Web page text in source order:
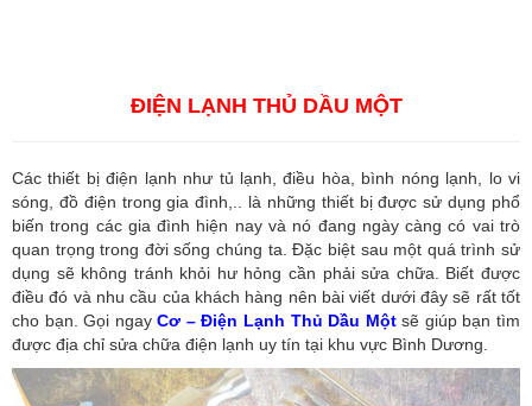
ĐIỆN LẠNH THỦ DẦU MỘT
Các thiết bị điện lạnh như tủ lạnh, điều hòa, bình nóng lạnh, lo vi
sóng, đồ điện trong gia đình,.. là những thiết bị được sử dụng phổ
biến trong các gia đình hiện nay và nó đang ngày càng có vai trò
quan trọng trong đời sống chúng ta. Đặc biệt sau một quá trình sử
dụng sẽ không tránh khỏi hư hỏng cần phải sửa chữa. Biết được
điều đó và nhu cầu của khách hàng nên bài viết dưới đây sẽ rất tốt
cho bạn. Gọi ngayCơ – Điện Lạnh Thủ Dầu Một sẽ giúp bạn tìm
được địa chỉ sửa chữa điện lạnh uy tín tại khu vực Bình Dương.